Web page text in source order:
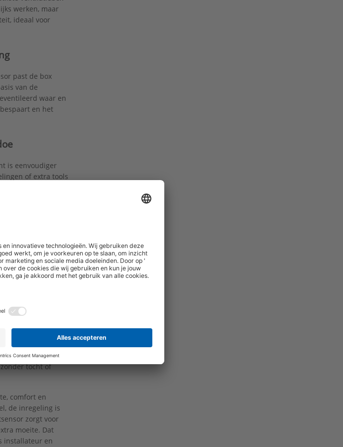
werken, maar
ideaal voor
past de box
van de
waar en
en het
is eenvoudiger
of extra tools
en
uit tot een
stem je de
deze unit samen
resultaat: een
tocht of
comfort en
de inregeling is
zorgt voor
moeite. Dat
installateur en